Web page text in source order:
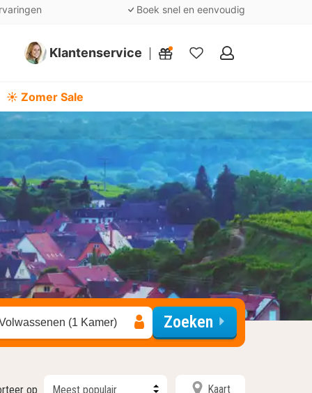
Boek snel en eenvoudig
Klantenservice
Mijn
☀️ Zomer Sale
(1 Kamer) Zoeken
op Kaart